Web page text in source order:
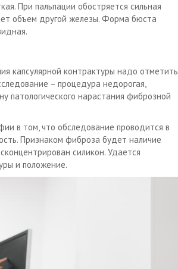
При пальпации обостряется сильная
объем другой железы. Форма бюста
капсулярной контрактуры надо отметить
– процедура недорогая,
патологического нарастания фиброзной
в том, что обследование проводится в
Признаком фиброза будет наличие
силикон. Удается
и положение.